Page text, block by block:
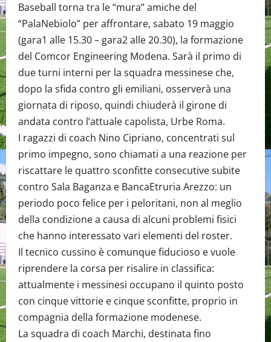
Baseball torna tra le “mura” amiche del
“PalaNebiolo” per affrontare, sabato 19 maggio
(gara1 alle 15.30 – gara2 alle 20.30), la formazione
del Comcor Engineering Modena. Sarà il primo di
due turni interni per la squadra messinese che,
dopo la sfida contro gli emiliani, osserverà una
giornata di riposo, quindi chiuderà il girone di
andata contro l’attuale capolista, Urbe Roma.
I ragazzi di coach Nino Cipriano, concentrati sul
primo impegno, sono chiamati a una reazione per
riscattare le quattro sconfitte consecutive subite
contro Sala Baganza e BancaEtruria Arezzo: un
periodo poco felice per i peloritani, non al meglio
della condizione a causa di alcuni problemi fisici
che hanno interessato vari elementi del roster.
Il tecnico cussino è comunque fiducioso e vuole
riprendere la corsa per risalire in classifica:
attualmente i messinesi occupano il quinto posto
con cinque vittorie e cinque sconfitte, proprio in
compagnia della formazione modenese.
La squadra di coach Marchi, destinata fino